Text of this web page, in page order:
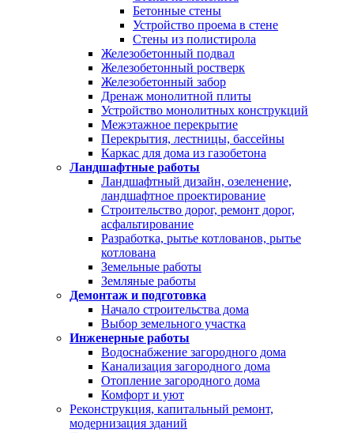
Бетонные стены
Устройство проема в стене
Стены из полистирола
Железобетонный подвал
Железобетонный ростверк
Железобетонный забор
Дренаж монолитной плиты
Устройство монолитных конструкций
Межэтажное перекрытие
Перекрытия, лестницы, бассейны
Каркас для дома из газобетона
Ландшафтные работы
Ландшафтный дизайн, озеленение,
ландшафтное проектирование
Строительство дорог, ремонт дорог,
асфальтирование
Разработка, рытье котлованов, рытье
котлована
Земельные работы
Земляные работы
Демонтаж и подготовка
Начало строительства дома
Выбор земельного участка
Инженерные работы
Водоснабжение загородного дома
Канализация загородного дома
Отопление загородного дома
Комфорт и уют
Реконструкция, капитальный ремонт,
модернизация зданий